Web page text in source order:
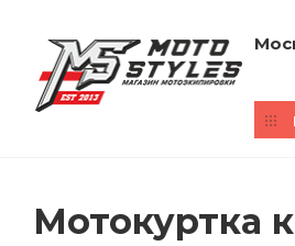
Мотокуртка